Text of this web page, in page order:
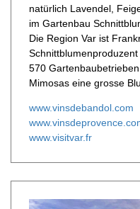
natürlich Lavendel,
im Gartenbau
Die Region Var ist
570
Mimosas eine grosse
www.vinsdebandol.com
www.visitvar.fr